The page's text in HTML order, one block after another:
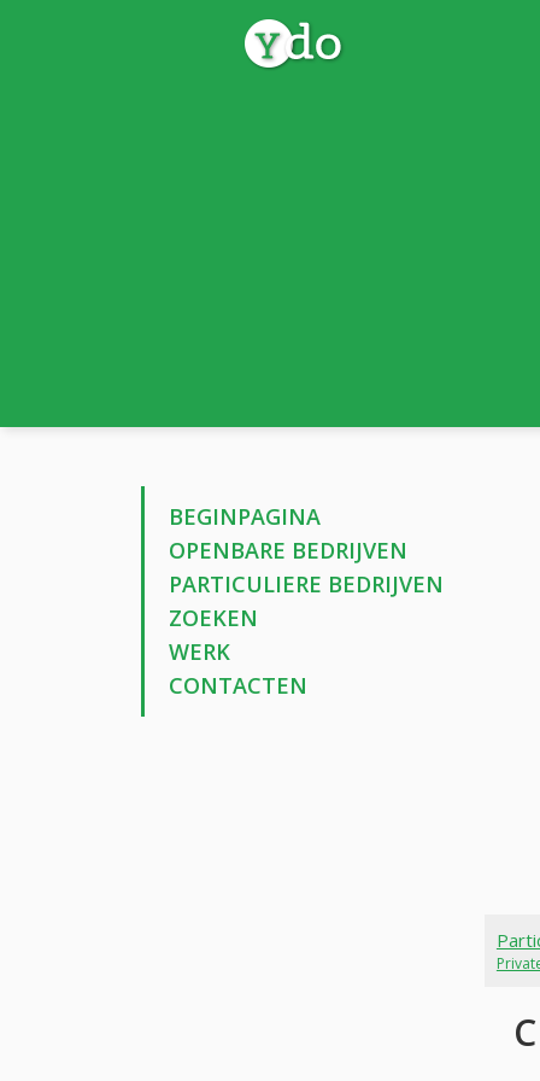
BEGINPAGINA
OPENBARE BEDRIJVEN
PARTICULIERE BEDRIJVEN
ZOEKEN
WERK
CONTACTEN